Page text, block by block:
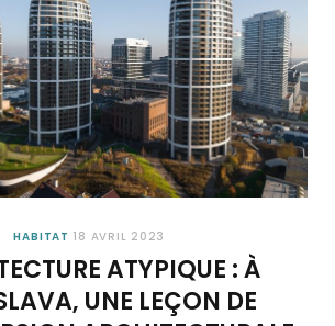
HABITAT 18 AVRIL 2023
ATYPIQUE : À
UNE LEÇON DE